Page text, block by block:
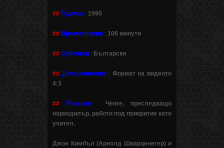
## Година: 1990
## Времетраене : 106 минути
## Субтитри : Български
## Допълнително: Формат на видеото
4:3
## Резюме : Ченге, преследващо
наркодилър, работи под прикритие като
учител.
Джон Кимбъл (Арнолд Шварценегер) и